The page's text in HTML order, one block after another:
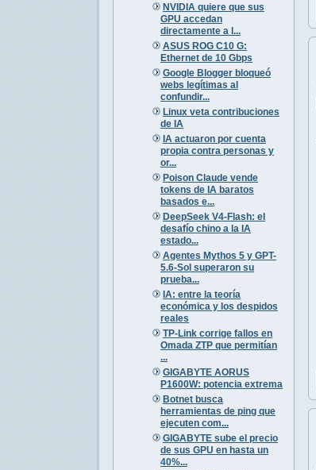
NVIDIA quiere que sus
GPU accedan
directamente a l...
ASUS ROG C10 G:
Ethernet de 10 Gbps
Google Blogger bloqueó
webs legítimas al
confundir...
Linux veta contribuciones
de IA
IA actuaron por cuenta
propia contra personas y
or...
Poison Claude vende
tokens de IA baratos
basados e...
DeepSeek V4-Flash: el
desafío chino a la IA
estado...
Agentes Mythos 5 y GPT-
5.6-Sol superaron su
prueba...
IA: entre la teoría
económica y los despidos
reales
TP-Link corrige fallos en
Omada ZTP que permitían
...
GIGABYTE AORUS
P1600W: potencia extrema
Botnet busca
herramientas de ping que
ejecuten com...
GIGABYTE sube el precio
de sus GPU en hasta un
40%...